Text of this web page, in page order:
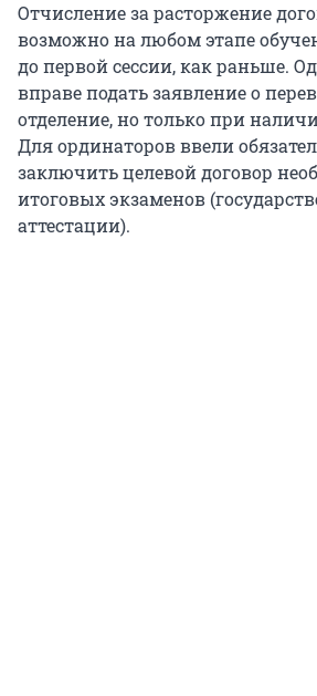
Отчисление за расторжение
возможно на любом этапе
до первой сессии, как раньше.
вправе подать заявление о
отделение, но только при
Для ординаторов ввели
заключить целевой договор
итоговых экзаменов
аттестации).